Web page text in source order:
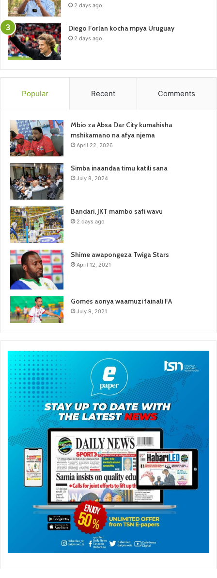
2 days ago
Diego Forlan kocha mpya Uruguay
2 days ago
Popular Recent Comments
Mbio za Absa Dar City kumahisha
mshikamano na afya njema
April 22, 2026
Simba inaandaa timu katili sana
July 8, 2024
Bandari, JKT mambo safi wavu
2 days ago
Shime awapongeza Twiga Stars
April 12, 2021
Gomes aonya waamuzi fainali FA
July 9, 2021